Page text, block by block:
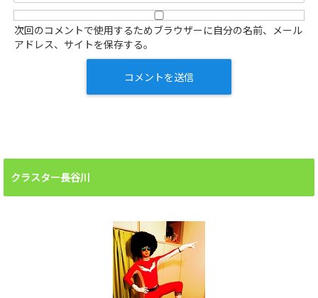
次回のコメントで使用するためブラウザーに自分の名前、メール
アドレス、サイトを保存する。
クラスター長谷川